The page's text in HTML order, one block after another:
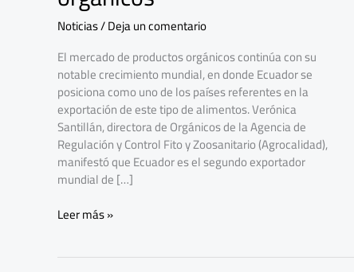
Noticias/Deja un comentario
El mercado de productos orgánicos continúa con su
notable crecimiento mundial, en donde Ecuador se
posiciona como uno de los países referentes en la
exportación de este tipo de alimentos. Verónica
Santillán, directora de Orgánicos de la Agencia de
Regulación y Control Fito y Zoosanitario (Agrocalidad),
manifestó que Ecuador es el segundo exportador
mundial de […]
a
través
de
los
productos
orgánicos
Leer más »